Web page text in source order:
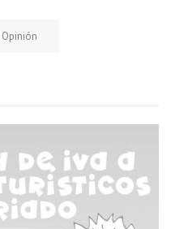
Opinión